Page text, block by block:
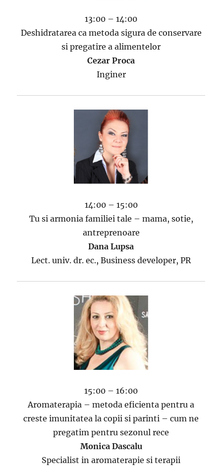
13:00 – 14:00
Deshidratarea ca metoda sigura de conservare
si pregatire a alimentelor
Cezar Proca
Inginer
14:00 – 15:00
Tu si armonia familiei tale – mama, sotie,
antreprenoare
Dana Lupsa
Lect. univ. dr. ec., Business developer, PR
15:00 – 16:00
Aromaterapia – metoda eficienta pentru a
creste imunitatea la copii si parinti – cum ne
pregatim pentru sezonul rece
Monica Dascalu
Specialist in aromaterapie si terapii